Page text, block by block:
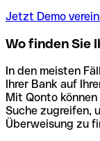
Jetzt Demo
Wo finden Sie
In den meisten
Ihrer Bank auf
Mit Qonto
Suche zugreifen,
Überweisung zu